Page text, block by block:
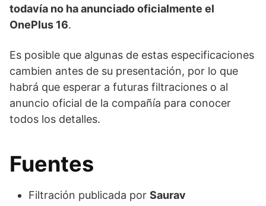
todavía no ha anunciado oficialmente el
OnePlus 16.
Es posible que algunas de estas especificaciones
cambien antes de su presentación, por lo que
habrá que esperar a futuras filtraciones o al
anuncio oficial de la compañía para conocer
todos los detalles.
Fuentes
Filtración publicada por Saurav